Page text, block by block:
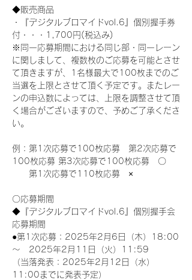
◆販売商品
・『デジタルブロマイドvol.6』個別握手券
付・・・1,700円(税込み)
※同一応募期間における同じ部・同一レーン
に関しまして、複数枚のご応募を可能とさせ
て頂きますが、1名様最大で100枚までのご
当選を上限とさせて頂く予定です。またレー
ンの申込数によっては、上限を調整させて頂
く場合がございますので、予めご了承くださ
い。
例：第1次応募で100枚応募　第2次応募で
100枚応募 第3次応募で100枚応募　〇
第1次応募で110枚応募　×
〇応募期間
◆『デジタルブロマイドvol.6』個別握手会
応募期間
●第1次応募：2025年2月6日（木）18:00
～　2025年2月11日（火）11:59
（当落発表：2025年2月12日（水）
11:00までに発表予定）